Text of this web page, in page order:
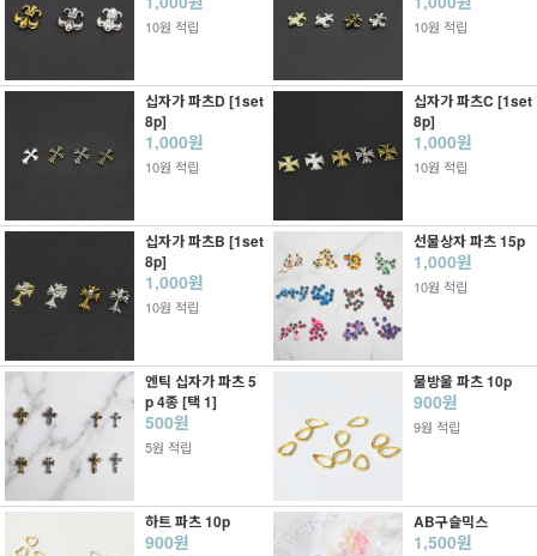
10원 적립 10원 적립
십자가 파츠D [1set
8p]
1,000원
10원 적립
십자가 파츠C [1set
8p]
1,000원
10원 적립
십자가 파츠B [1set
8p]
1,000원
10원 적립
선물상자 파츠 15p
1,000원
10원 적립
엔틱 십자가 파츠 5
p 4종 [택 1]
500원
5원 적립
물방울 파츠 10p
900원
9원 적립
하트 파츠 10p
900원
AB구슬믹스
1,500원